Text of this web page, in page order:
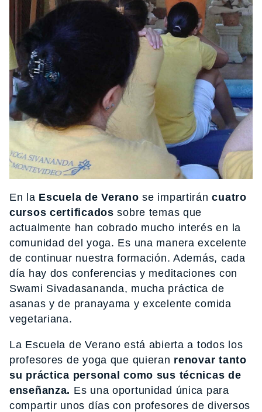
En la Escuela de Verano se impartiráncuatro
cursos certificados sobre temas que
actualmente han cobrado mucho interés en la
comunidad del yoga. Es una manera excelente
de continuar nuestra formación. Además, cada
día hay dos conferencias y meditaciones con
Swami Sivadasananda, mucha práctica de
asanas y de pranayama y excelente comida
vegetariana.
La Escuela de Verano está abierta a todos los
profesores de yoga que quieran renovar tanto
su práctica personal como sus técnicas de
enseñanza. Es una oportunidad única para
compartir unos días con profesores de diversos